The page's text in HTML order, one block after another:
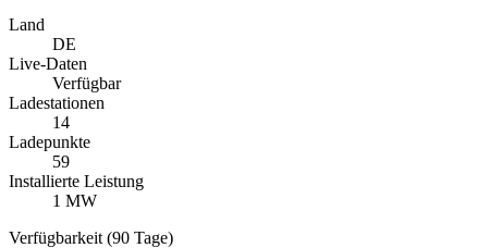
Land
DE
Live-Daten
Verfügbar
Ladestationen
14
Ladepunkte
59
Installierte Leistung
1 MW
Verfügbarkeit (90 Tage)